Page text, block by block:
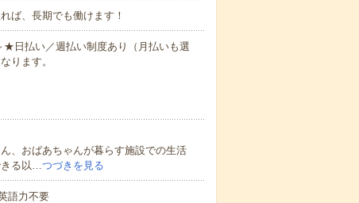
、長期でも働けます！
日払い／週払い制度あり（月払いも選
ります。
、おばあちゃんが暮らす施設での生活
きる以…つづきを見る
語力不要